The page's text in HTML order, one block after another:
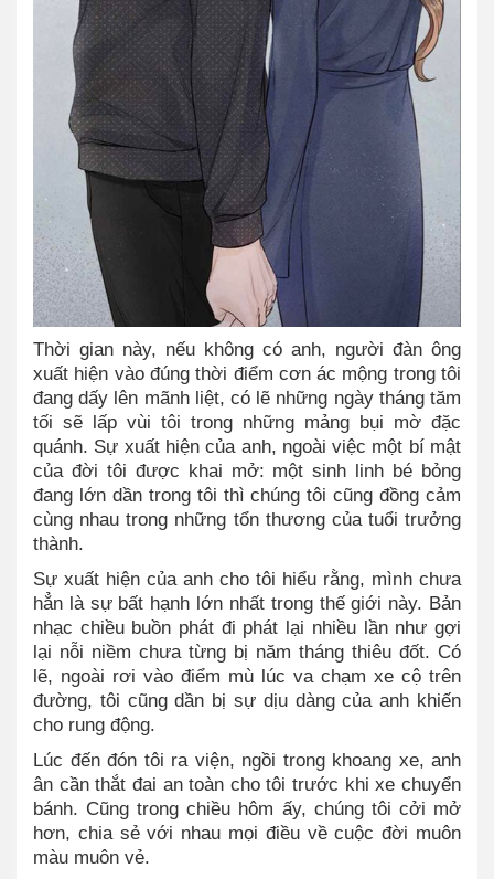
Thời gian này, nếu không có anh, người đàn ông
xuất hiện vào đúng thời điểm cơn ác mộng trong tôi
đang dấy lên mãnh liệt, có lẽ những ngày tháng tăm
tối sẽ lấp vùi tôi trong những mảng bụi mờ đặc
quánh. Sự xuất hiện của anh, ngoài việc một bí mật
của đời tôi được khai mở: một sinh linh bé bỏng
đang lớn dần trong tôi thì chúng tôi cũng đồng cảm
cùng nhau trong những tổn thương của tuổi trưởng
thành.
Sự xuất hiện của anh cho tôi hiểu rằng, mình chưa
hẳn là sự bất hạnh lớn nhất trong thế giới này. Bản
nhạc chiều buồn phát đi phát lại nhiều lần như gợi
lại nỗi niềm chưa từng bị năm tháng thiêu đốt. Có
lẽ, ngoài rơi vào điểm mù lúc va chạm xe cộ trên
đường, tôi cũng dần bị sự dịu dàng của anh khiến
cho rung động.
Lúc đến đón tôi ra viện, ngồi trong khoang xe, anh
ân cần thắt đai an toàn cho tôi trước khi xe chuyển
bánh. Cũng trong chiều hôm ấy, chúng tôi cởi mở
hơn, chia sẻ với nhau mọi điều về cuộc đời muôn
màu muôn vẻ.